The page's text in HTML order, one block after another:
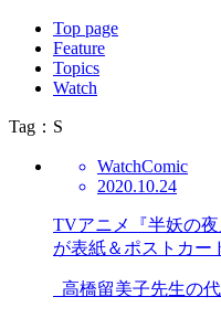
Top page
Feature
Topics
Watch
Tag：S
WatchComic
2020.10.24
TVアニメ『半妖の
が表紙＆ポストカー
高橋留美子先生の